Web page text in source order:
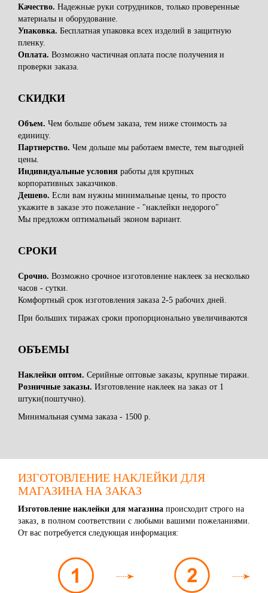
Качество. Надежные руки сотрудников, только проверенные
материалы и оборудование.
Упаковка. Бесплатная упаковка всех изделий в защитную
пленку.
Оплата. Возможно частичная оплата после получения и
проверки заказа.
СКИДКИ
Объем. Чем больше объем заказа, тем ниже стоимость за
единицу.
Партнерство. Чем дольше мы работаем вместе, тем выгодней
цены.
Индивидуальные условия работы для крупных
корпоративных заказчиков.
Дешево. Если вам нужны минимальные цены, то просто
укажите в заказе это пожелание - "наклейки недорого"
Мы предложм оптимальный эконом вариант.
СРОКИ
Срочно. Возможно срочное изготовление наклеек за несколько
часов - сутки.
Комфортный срок изготовления заказа 2-5 рабочих дней.
При больших тиражах сроки пропорционально увеличиваются
ОБЪЕМЫ
Наклейки оптом. Серийные оптовые заказы, крупные тиражи.
Розничные заказы. Изготовление наклеек на заказ от 1
штуки(поштучно).
Минимальная сумма заказа - 1500 р.
ИЗГОТОВЛЕНИЕ НАКЛЕЙКИ ДЛЯ
МАГАЗИНА НА ЗАКАЗ
Изготовление наклейки для магазина происходит строго на
заказ, в полном соответствии с любыми вашими пожеланиями.
От вас потребуется следующая информация: